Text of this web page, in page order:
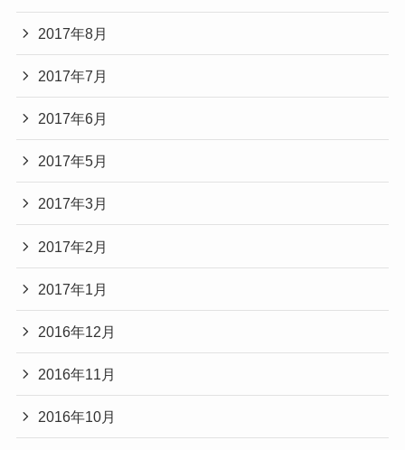
2017年8月
2017年7月
2017年6月
2017年5月
2017年3月
2017年2月
2017年1月
2016年12月
2016年11月
2016年10月